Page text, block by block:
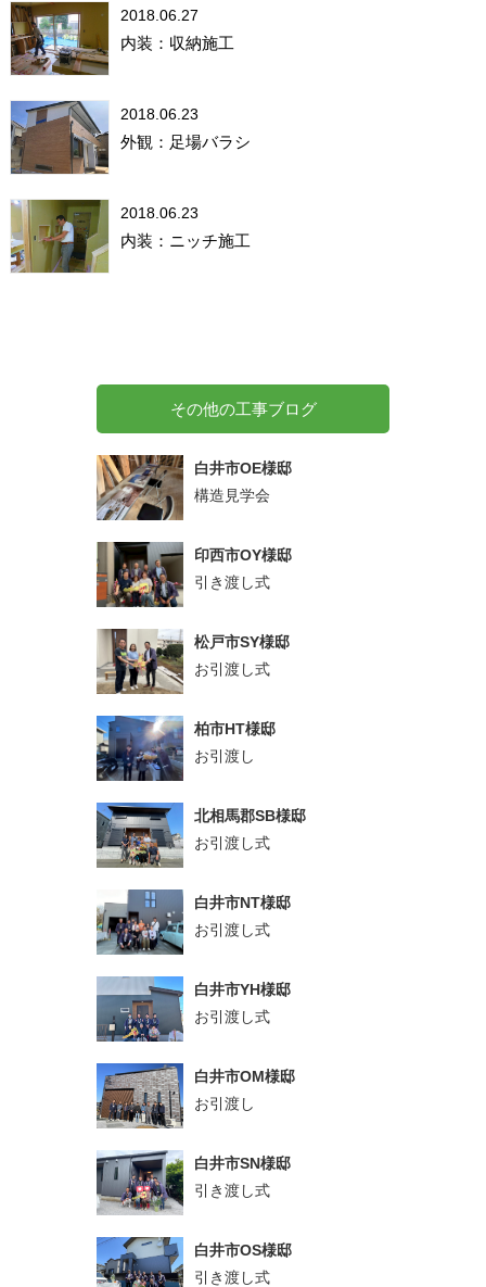
2018.06.27
内装：収納施工
2018.06.23
外観：足場バラシ
2018.06.23
内装：ニッチ施工
その他の工事ブログ
白井市OE様邸
構造見学会
印西市OY様邸
引き渡し式
松戸市SY様邸
お引渡し式
柏市HT様邸
お引渡し
北相馬郡SB様邸
お引渡し式
白井市NT様邸
お引渡し式
白井市YH様邸
お引渡し式
白井市OM様邸
お引渡し
白井市SN様邸
引き渡し式
白井市OS様邸
引き渡し式